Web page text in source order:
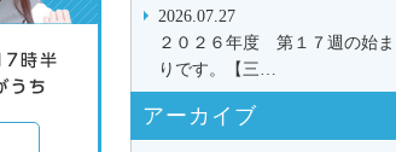
2026.07.27
２０２６年度 第１７週の始ま
りです。【三…
アーカイブ